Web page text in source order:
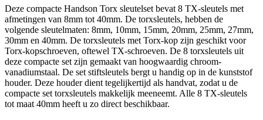
Deze compacte Handson Torx sleutelset bevat 8 TX-sleutels met
afmetingen van 8mm tot 40mm. De torxsleutels, hebben de
volgende sleutelmaten: 8mm, 10mm, 15mm, 20mm, 25mm, 27mm,
30mm en 40mm. De torxsleutels met Torx-kop zijn geschikt voor
Torx-kopschroeven, oftewel TX-schroeven. De 8 torxsleutels uit
deze compacte set zijn gemaakt van hoogwaardig chroom-
vanadiumstaal. De set stiftsleutels bergt u handig op in de kunststof
houder. Deze houder dient tegelijkertijd als handvat, zodat u de
compacte set torxsleutels makkelijk meeneemt. Alle 8 TX-sleutels
tot maat 40mm heeft u zo direct beschikbaar.